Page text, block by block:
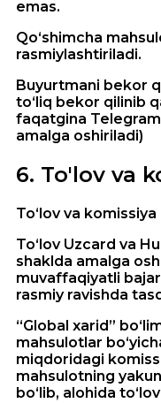
emas.
Qo‘shimcha
rasmiylashtiriladi.
Buyurtmani bekor
to‘liq bekor qilinib
faqatgina
amalga oshiriladi)
6. To'lov va
To‘lov va komissiya
To‘lov Uzcard va
shaklda amalga
muvaffaqiyatli
rasmiy ravishda
“Global xarid”
mahsulotlar
miqdoridagi
mahsulotning
bo‘lib, alohida